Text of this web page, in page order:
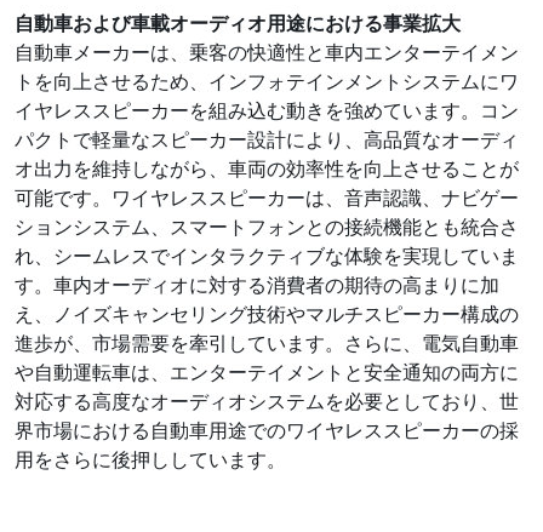
自動車および車載オーディオ用途における事業拡大
自動車メーカーは、乗客の快適性と車内エンターテイメン
トを向上させるため、インフォテインメントシステムにワ
イヤレススピーカーを組み込む動きを強めています。コン
パクトで軽量なスピーカー設計により、高品質なオーディ
オ出力を維持しながら、車両の効率性を向上させることが
可能です。ワイヤレススピーカーは、音声認識、ナビゲー
ションシステム、スマートフォンとの接続機能とも統合さ
れ、シームレスでインタラクティブな体験を実現していま
す。車内オーディオに対する消費者の期待の高まりに加
え、ノイズキャンセリング技術やマルチスピーカー構成の
進歩が、市場需要を牽引しています。さらに、電気自動車
や自動運転車は、エンターテイメントと安全通知の両方に
対応する高度なオーディオシステムを必要としており、世
界市場における自動車用途でのワイヤレススピーカーの採
用をさらに後押ししています。